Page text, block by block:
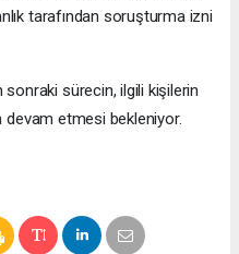
tarafından soruşturma izni
sürecin, ilgili kişilerin
devam etmesi bekleniyor.